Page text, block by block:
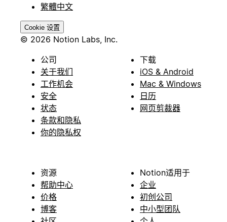
繁體中文
Cookie 设置
© 2026 Notion Labs, Inc.
公司
关于我们
工作机会
安全
状态
条款和隐私
你的隐私权
下载
iOS & Android
Mac & Windows
日历
网页剪裁器
资源
帮助中心
价格
博客
Notion适用于
企业
初创公司
中小型团队